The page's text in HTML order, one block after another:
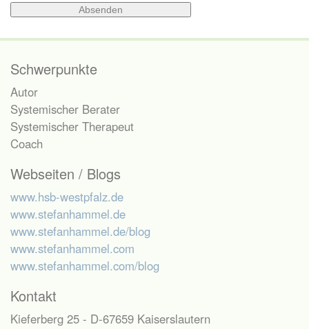
Schwerpunkte
Autor
Systemischer Berater
Systemischer Therapeut
Coach
Webseiten / Blogs
www.hsb-westpfalz.de
www.stefanhammel.de
www.stefanhammel.de/blog
www.stefanhammel.com
www.stefanhammel.com/blog
Kontakt
Kieferberg 25 - D-67659 Kaiserslautern